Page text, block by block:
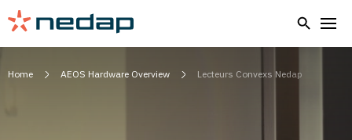
Home AEOS Hardware Overview Lecteurs Convexs Nedap